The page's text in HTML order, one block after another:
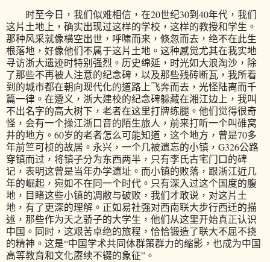
时至今日，我们似难相信，在20世纪30到40年代，我们
这片土地上，确实出现过这样的学校，这样的教授和学生。
那种风采就像横空出世，呼啸而来，倏忽而去，绝不在此生
根落地，好像他们不属于这片土地。这种感觉尤其在我实地
寻访浙大遗迹时特别强烈。历史绵延，时光如大浪淘沙，除
了那些不再被人注意的纪念碑，以及那些残砖断瓦，我所看
到的城市都在朝向现代化的道路上飞奔而去，光怪陆离而千
篇一律。在遵义，浙大建校的纪念碑躲藏在湘江边上，我叫
不出名字的高大树下，老者在这里打牌练腿。他们觉得很奇
怪，会有一个操江浙口音的陌生旅人，前来打听一个叫碓窝
井的地方。60岁的老者怎么可能知道，这个地方，曾是70多
年前竺可桢的故居。永兴，一个几被遗忘的小镇，G326公路
穿镇而过，将镇子分为东西两半，只有李氏古宅门口的碑
记，表明这曾是当年办学遗址。而小镇的败落，跟浙江近几
年的崛起，宛如不在同一个时代。只有深入过这个国度的腹
地，目睹这些小镇的凋敝与破败，我们才敢说，对这片土
地，有了更深的理解。正如易社强对西南联大步行西迁的描
述，那些作为天之骄子的大学生，他们从这里开始真正认识
中国。同时，这艰苦卓绝的旅程，恰恰锻造了联大不屈不挠
的精神。这是“中国学术共同体群策群力的缩影，也成为中国
高等教育和文化赓续不辍的象征”。